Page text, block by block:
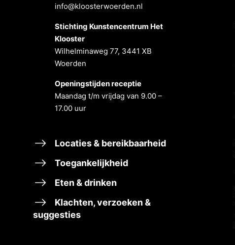
info@kloosterwoerden.nl
Stichting Kunstencentrum Het
Klooster
Wilhelminaweg 77, 3441 XB
Woerden
Openingstĳden receptie
Maandag t/m vrĳdag van 9.00 –
17.00 uur
Locaties & bereikbaarheid
Toegankelijkheid
Eten & drinken
Klachten, verzoeken &
suggesties